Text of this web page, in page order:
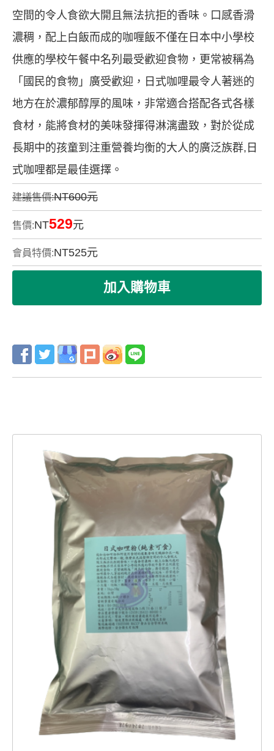
空間的令人食欲大開且無法抗拒的香味。口感香滑
濃稠，配上白飯而成的咖喱飯不僅在日本中小學校
供應的學校午餐中名列最受歡迎食物，更常被稱為
「國民的食物」廣受歡迎，日式咖哩最令人著迷的
地方在於濃郁醇厚的風味，非常適合搭配各式各樣
食材，能將食材的美味發揮得淋漓盡致，對於從成
長期中的孩童到注重營養均衡的大人的廣泛族群,日
式咖哩都是最佳選擇。
建議售價:NT600元
售價:NT529元
會員特價:NT525元